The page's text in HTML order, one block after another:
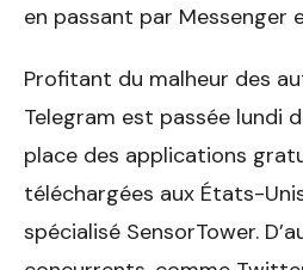
en passant par Messenger
Profitant du malheur des
Telegram est passée lundi
place des applications
téléchargées aux États-
spécialisé SensorTower.